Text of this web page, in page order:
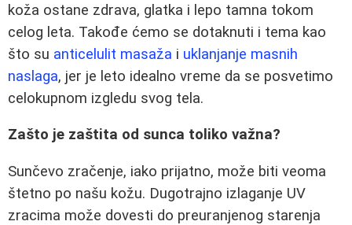
koža ostane zdrava, glatka i lepo tamna tokom
celog leta. Takođe ćemo se dotaknuti i tema kao
što su anticelulit masaža i uklanjanje masnih
naslaga, jer je leto idealno vreme da se posvetimo
celokupnom izgledu svog tela.
Zašto je zaštita od sunca toliko važna?
Sunčevo zračenje, iako prijatno, može biti veoma
štetno po našu kožu. Dugotrajno izlaganje UV
zracima može dovesti do preuranjenog starenja